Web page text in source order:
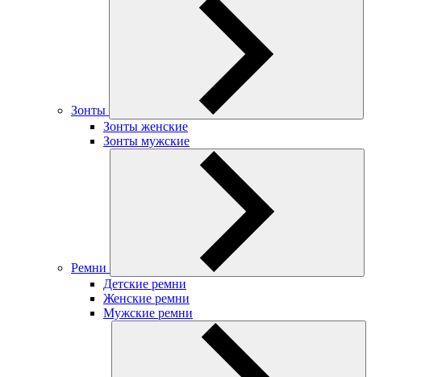
Зонты
Зонты женские
Зонты мужские
Ремни
Детские ремни
Женские ремни
Мужские ремни